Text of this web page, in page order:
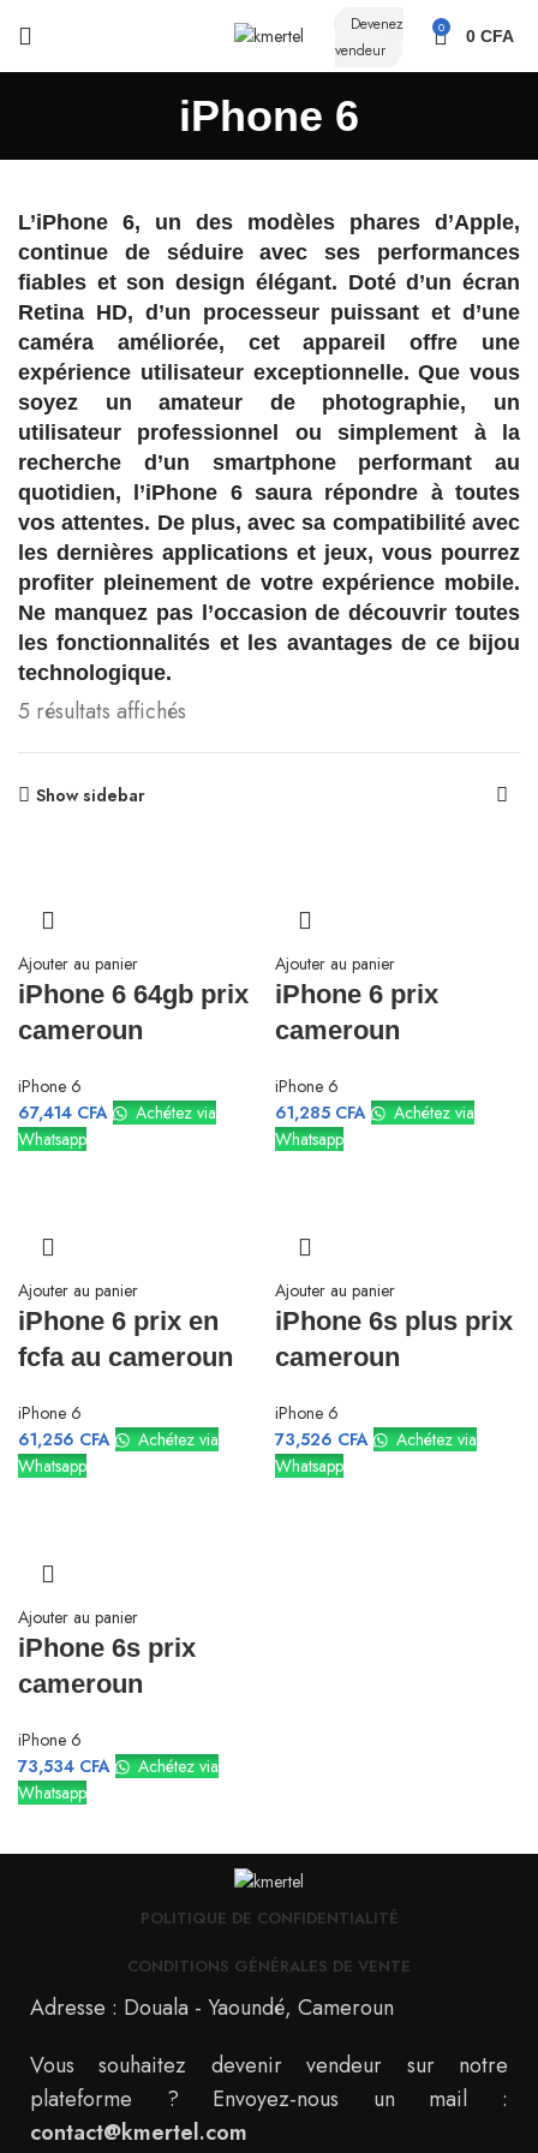
Devenez
vendeur
0 0 CFA
iPhone 6
L’iPhone 6, un des modèles phares d’Apple,
continue de séduire avec ses performances
fiables et son design élégant. Doté d’un écran
Retina HD, d’un processeur puissant et d’une
caméra améliorée, cet appareil offre une
expérience utilisateur exceptionnelle. Que vous
soyez un amateur de photographie, un
utilisateur professionnel ou simplement à la
recherche d’un smartphone performant au
quotidien, l’iPhone 6 saura répondre à toutes
vos attentes. De plus, avec sa compatibilité avec
les dernières applications et jeux, vous pourrez
profiter pleinement de votre expérience mobile.
Ne manquez pas l’occasion de découvrir toutes
les fonctionnalités et les avantages de ce bijou
technologique.
5 résultats affichés
Show sidebar
Ajouter au panier
iPhone 6 64gb prix
cameroun
iPhone 6
67,414 CFA
Achétez via
Whatsapp
Ajouter au panier
iPhone 6 prix
cameroun
iPhone 6
61,285 CFA
Achétez via
Whatsapp
Ajouter au panier
iPhone 6 prix en
fcfa au cameroun
iPhone 6
61,256 CFA
Achétez via
Whatsapp
Ajouter au panier
iPhone 6s plus prix
cameroun
iPhone 6
73,526 CFA
Achétez via
Whatsapp
Ajouter au panier
iPhone 6s prix
cameroun
iPhone 6
73,534 CFA
Achétez via
Whatsapp
POLITIQUE DE CONFIDENTIALITÉ
CONDITIONS GÉNÉRALES DE VENTE
Adresse : Douala - Yaoundé, Cameroun
Vous souhaitez devenir vendeur sur notre
plateforme ? Envoyez-nous un mail :
contact@kmertel.com